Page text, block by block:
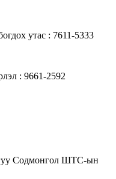
утас : 7611-5333
: 9661-2592
Содмонгол ШТС-ын